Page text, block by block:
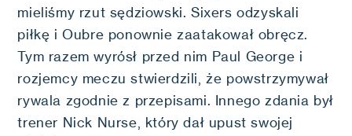
mieliśmy rzut sędziowski. Sixers odzyskali
piłkę i Oubre ponownie zaatakował obręcz.
Tym razem wyrósł przed nim Paul George i
rozjemcy meczu stwierdzili, że powstrzymywał
rywala zgodnie z przepisami. Innego zdania był
trener Nick Nurse, który dał upust swojej